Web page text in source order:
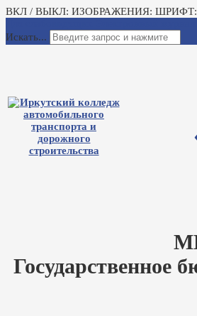
ВКЛ / ВЫКЛ: ИЗОБРАЖЕНИЯ: ШРИФТ:
Искать...
Государственное